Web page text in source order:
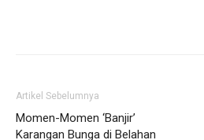
Artikel Sebelumnya
Momen-Momen ‘Banjir’
Karangan Bunga di Belahan